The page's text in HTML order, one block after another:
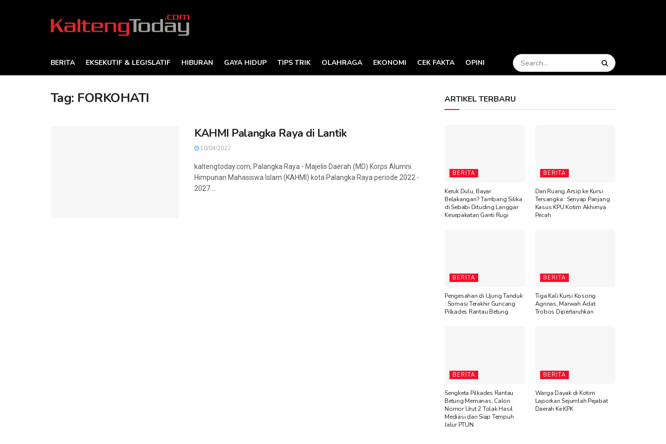
BERITA EKSEKUTIF & LEGISLATIF HIBURAN GAYA HIDUP TIPS TRIK OLAHRAGA EKONOMI CEK FAKTA OPINI
Tag: FORKOHATI
KAHMI Palangka Raya di Lantik
10/04/2022
kaltengtoday.com, Palangka Raya - Majelis Daerah (MD) Korps Alumni
Himpunan Mahasiswa Islam (KAHMI) kota Palangka Raya periode 2022 -
2027 ...
ARTIKEL TERBARU
BERITA
Keruk Dulu, Bayar
Belakangan? Tambang Silika
di Sebabi Dituding Langgar
Kesepakatan Ganti Rugi
BERITA
Dari Ruang Arsip ke Kursi
Tersangka : Senyap Panjang
Kasus KPU Kotim Akhirnya
Pecah
BERITA
Pengesahan di Ujung Tanduk
: Somasi Terakhir Guncang
Pilkades Rantau Betung
BERITA
Tiga Kali Kursi Kosong
Agrinas, Marwah Adat
Trobos Dipertaruhkan
BERITA
Sengketa Pilkades Rantau
Betung Memanas, Calon
Nomor Urut 2 Tolak Hasil
Mediasi dan Siap Tempuh
Jalur PTUN
BERITA
Warga Dayak di Kotim
Laporkan Sejumlah Pejabat
Daerah Ke KPK